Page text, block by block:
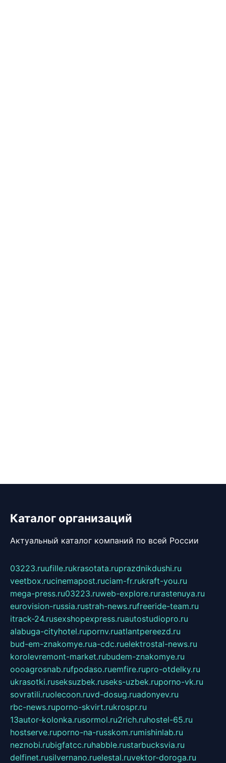
Каталог организаций
Актуальный каталог компаний по всей России
03223.ruufille.rukrasotata.ruprazdnikdushi.ru
veetbox.rucinemapost.ruciam-fr.rukraft-you.ru
mega-press.ru03223.ruweb-explore.rurastenuya.ru
eurovision-russia.rustrah-news.rufreeride-team.ru
itrack-24.rusexshopexpress.ruautostudiopro.ru
alabuga-cityhotel.rupornv.ruatlantpereezd.ru
bud-em-znakomye.rua-cdc.ruelektrostal-news.ru
korolevremont-market.rubudem-znakomye.ru
oooagrosnab.rufpodaso.ruemfire.rupro-otdelky.ru
ukrasotki.ruseksuzbek.ruseks-uzbek.ruporno-vk.ru
sovratili.ruolecoon.ruvd-dosug.ruadonyev.ru
rbc-news.ruporno-skvirt.rukrospr.ru
13autor-kolonka.rusormol.ru2rich.ruhostel-65.ru
hostserve.ruporno-na-russkom.rumishinlab.ru
neznobi.rubigfatcc.ruhabble.rustarbucksvia.ru
delfinet.rusilvernano.ruelestal.ruvektor-doroga.ru